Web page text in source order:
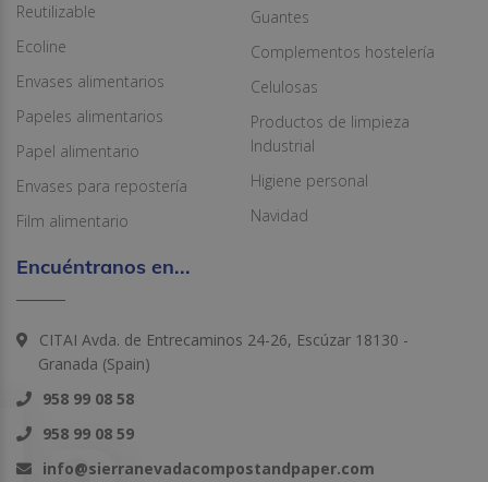
Reutilizable
Ecoline
Envases alimentarios
Papeles alimentarios
Papel alimentario
Envases para repostería
Film alimentario
Guantes
Complementos hostelería
Celulosas
Productos de limpieza
Industrial
Higiene personal
Navidad
Encuéntranos en...
CITAI Avda. de Entrecaminos 24-26, Escúzar 18130 -
Granada (Spain)
958 99 08 58
958 99 08 59
info@sierranevadacompostandpaper.com